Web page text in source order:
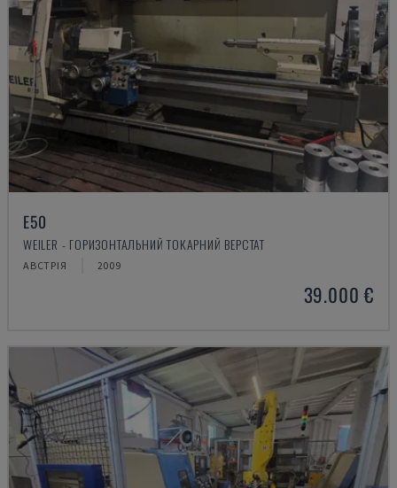
E50
WEILER - ГОРИЗОНТАЛЬНИЙ ТОКАРНИЙ ВЕРСТАТ
АВСТРІЯ 2009
39.000 €